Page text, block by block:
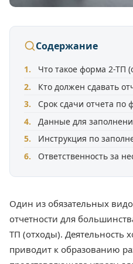
Содержание
Что такое форма 2-ТП
Кто должен сдавать
Срок сдачи отчета по
Данные для
Инструкция по
Ответственность за
Один из обязательных
отчетности для
ТП (отходы). Деятельность
приводит к образованию